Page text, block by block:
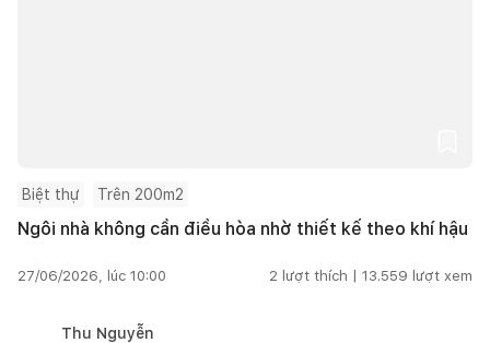
Biệt thự Trên 200m2
Ngôi nhà không cần điều hòa nhờ thiết kế theo khí hậu
27/06/2026, lúc 10:00 2 lượt thích | 13.559 lượt xem
Thu Nguyễn